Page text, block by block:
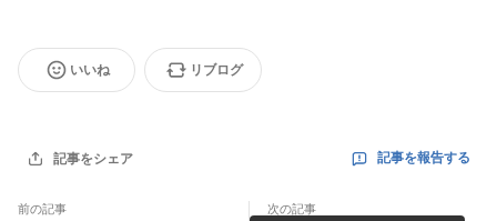
いいね リブログ
記事をシェア 記事を報告する
前の記事 次の記事